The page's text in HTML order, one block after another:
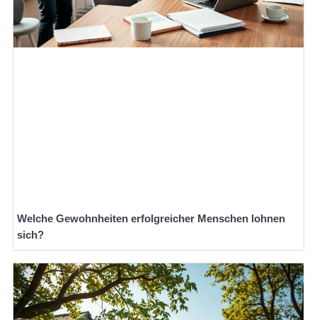
Welche Gewohnheiten erfolgreicher Menschen lohnen
sich?